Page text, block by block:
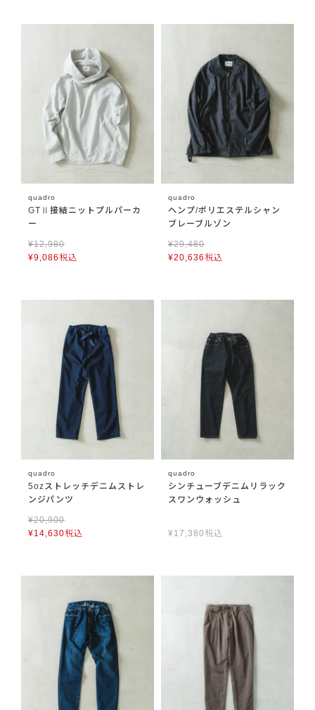
quadro
GTⅡ接結ニットプルパーカ
ー
¥12,980
¥9,086税込
quadro
ヘンプ/ポリエステルシャン
ブレーブルゾン
¥29,480
¥20,636税込
quadro
5ozストレッチデニムストレ
ンジパンツ
¥20,900
¥14,630税込
quadro
シンチューブデニムリラック
スワンウォッシュ
¥17,380 税込